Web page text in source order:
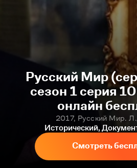
Русский Мир
сезон 1 серия
онлайн
2017, Русский Мир.
Исторический,
Смотреть